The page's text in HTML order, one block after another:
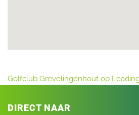
Golfclub Grevelingenhout op
DIRECT NAAR